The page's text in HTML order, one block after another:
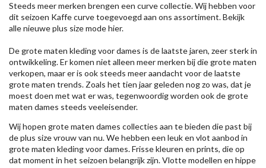
Steeds meer merken brengen een curve collectie. Wij hebben voor
dit seizoen Kaffecurve toegevoegd aan ons assortiment. Bekijk
alle nieuweplus size modehier.
De grote maten kleding voor dames is de laatste jaren, zeer sterk in
ontwikkeling. Er komen niet alleen meer merken bij die grote maten
verkopen, maar er is ook steeds meer aandacht voor de laatste
grote maten trends. Zoals het tien jaar geleden nog zo was, dat je
moest doen met wat er was, tegenwoordig worden ook de grote
maten dames steeds veeleisender.
Wij hopen grote maten dames collecties aan te bieden die past bij
de plus size vrouw van nu. We hebben een leuk en vlot aanbod in
grote maten kleding voor dames. Frisse kleuren en prints, die op
dat moment in het seizoen belangrijk zijn. Vlotte modellen en hippe